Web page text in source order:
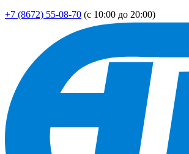
+7 (8672) 55-08-70 (с 10:00 до 20:00)